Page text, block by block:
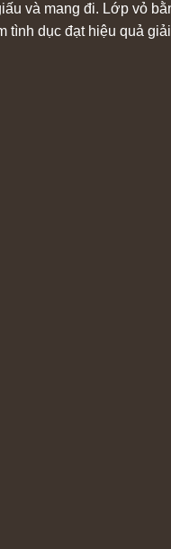
và mang đi. Lớp vỏ
tình dục đạt hiệu quả